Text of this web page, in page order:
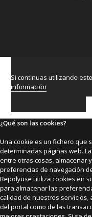
Si continuas utilizando
información
¿Qué son las cookies?
Una cookie es un fichero que
determinadas páginas web.
entre otras cosas, almacenar
preferencias de navegación
Repolyuse utiliza cookies en
para almacenar las
calidad de nuestros servicios,
del portal como de las